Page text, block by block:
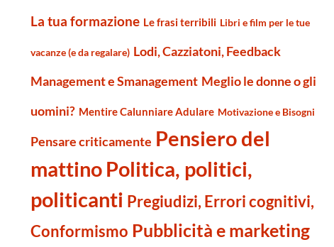
La tua formazione Le frasi terribili Libri e film per le tue
vacanze (e da regalare) Lodi, Cazziatoni, Feedback
Management e Smanagement Meglio le donne o gli
uomini? Mentire Calunniare Adulare Motivazione e Bisogni
Pensare criticamente Pensiero del
mattino Politica, politici,
politicanti Pregiudizi, Errori cognitivi,
Conformismo Pubblicità e marketing